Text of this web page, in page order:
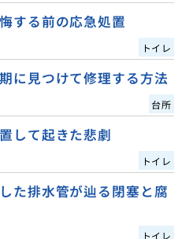
する前の応急処置
トイレ
に見つけて修理する方法
台所
して起きた悲劇
トイレ
た排水管が辿る閉塞と腐
トイレ